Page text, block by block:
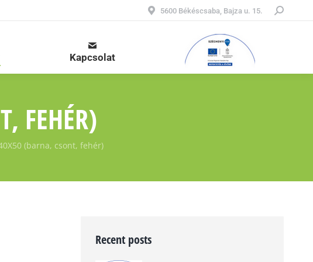
5600 Békéscsaba, Bajza u. 15. Keresés:
Kapcsolat
FEHÉR)
(barna, csont, fehér)
Recent posts